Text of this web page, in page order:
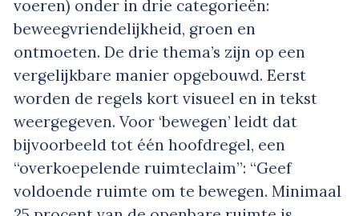
voeren) onder in drie categorieën:
beweegvriendelijkheid, groen en
ontmoeten. De drie thema’s zijn op een
vergelijkbare manier opgebouwd. Eerst
worden de regels kort visueel en in tekst
weergegeven. Voor ‘bewegen’ leidt dat
bijvoorbeeld tot één hoofdregel, een
“overkoepelende ruimteclaim”: “Geef
voldoende ruimte om te bewegen. Minimaal